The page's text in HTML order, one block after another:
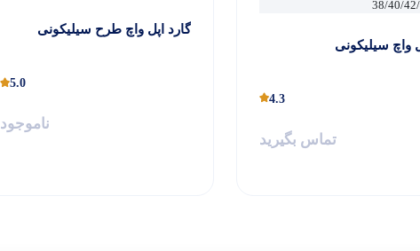
واچ سیلیکونی
4.3
تماس بگیرید
گارد اپل واچ طرح سیلیکونی
5.0
ناموجود